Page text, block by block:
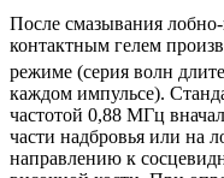
После смазывания
контактным гелем
режиме (серия волн
каждом импульсе).
частотой 0,88 МГц
части надбровья или на
направлению к